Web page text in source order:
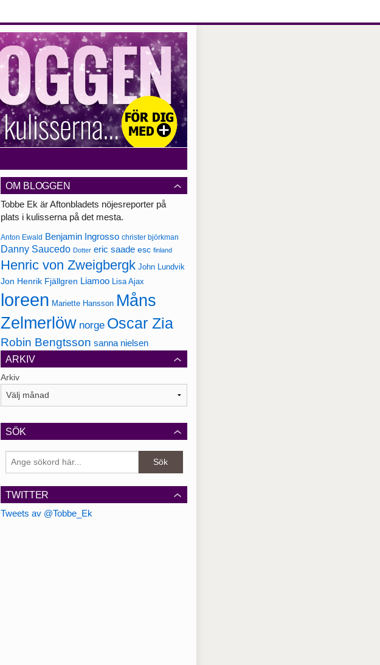
OM BLOGGEN
Tobbe Ek är Aftonbladets nöjesreporter på
plats i kulisserna på det mesta.
Anton Ewald Benjamin Ingrosso christer björkman
Danny Saucedo Dotter eric saade esc finland
Henric von Zweigbergk John Lundvik
Jon Henrik Fjällgren Liamoo Lisa Ajax
loreen Mariette Hansson Måns
Zelmerlöw norge Oscar Zia
Robin Bengtsson sanna nielsen
ARKIV
Arkiv
SÖK
TWITTER
Tweets av @Tobbe_Ek